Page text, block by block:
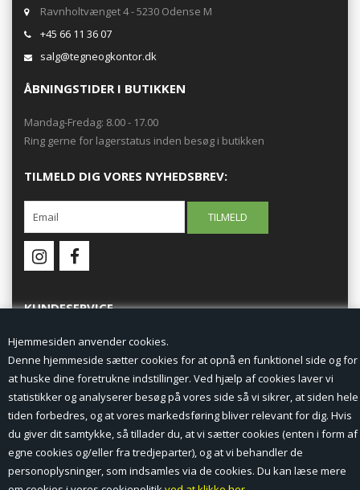
Hjemmesiden anvender cookies.
Denne hjemmeside sætter cookies for at opnå en funktionel side og for
at huske dine foretrukne indstillinger. Ved hjælp af cookies laver vi
statistikker og analyserer besøg på vores side så vi sikrer, at siden hele
tiden forbedres, og at vores markedsføring bliver relevant for dig. Hvis
du giver dit samtykke, så tillader du, at vi sætter cookies (enten i form af
egne cookies og/eller fra tredjeparter), og at vi behandler de
personoplysninger, som indsamles via de cookies. Du kan læse mere
Ravnholtvænget 4 - 5230 Odense M
+45 66 11 36 07
salg@tegneogkontor.dk
ÅBNINGSTIDER I BUTIKKEN
Mandag-Fredag: 8.00 - 17.00
Ring gerne for lagerstatus inden besøg i butikken
TILMELD DIG VORES NYHEDSBREV:
KUNDESERVICE
Forside
Min Konto
Nyheder
Vilkår og betingelser
Profil